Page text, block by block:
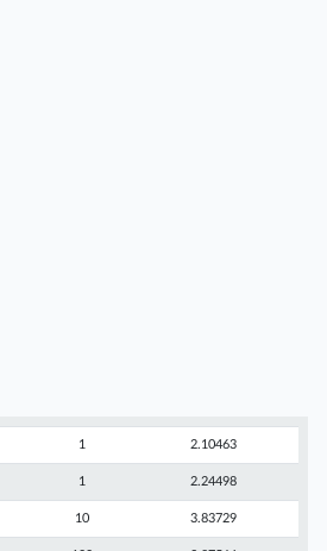
1 2.10463
1 2.24498
10 3.83729